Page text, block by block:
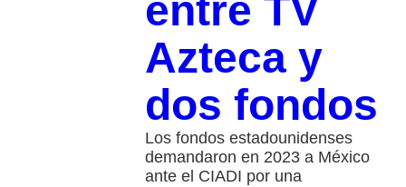
entre TV
Azteca y
dos fondos
Los fondos estadounidenses
demandaron en 2023 a México
ante el CIADI por una